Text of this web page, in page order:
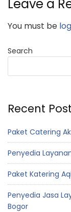
Leave a
You must be
Search
Recent
Paket Catering
Penyedia
Paket Katering
Penyedia Jasa
Bogor